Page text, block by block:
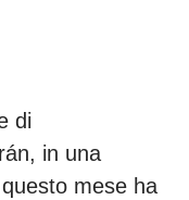
di
in una
mese ha